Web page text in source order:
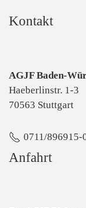
Kontakt
AGJF Baden-
Haeberlinstr. 1-3
70563 Stuttgart
0711/896915-
Anfahrt